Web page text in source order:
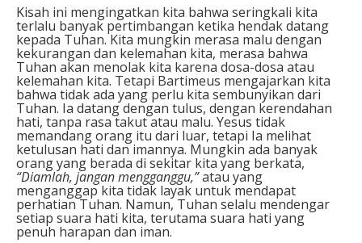
Kisah ini mengingatkan kita bahwa seringkali kita
terlalu banyak pertimbangan ketika hendak datang
kepada Tuhan. Kita mungkin merasa malu dengan
kekurangan dan kelemahan kita, merasa bahwa
Tuhan akan menolak kita karena dosa-dosa atau
kelemahan kita. Tetapi Bartimeus mengajarkan kita
bahwa tidak ada yang perlu kita sembunyikan dari
Tuhan. Ia datang dengan tulus, dengan kerendahan
hati, tanpa rasa takut atau malu. Yesus tidak
memandang orang itu dari luar, tetapi Ia melihat
ketulusan hati dan imannya. Mungkin ada banyak
orang yang berada di sekitar kita yang berkata,
“Diamlah, jangan mengganggu,”atau yang
menganggap kita tidak layak untuk mendapat
perhatian Tuhan. Namun, Tuhan selalu mendengar
setiap suara hati kita, terutama suara hati yang
penuh harapan dan iman.